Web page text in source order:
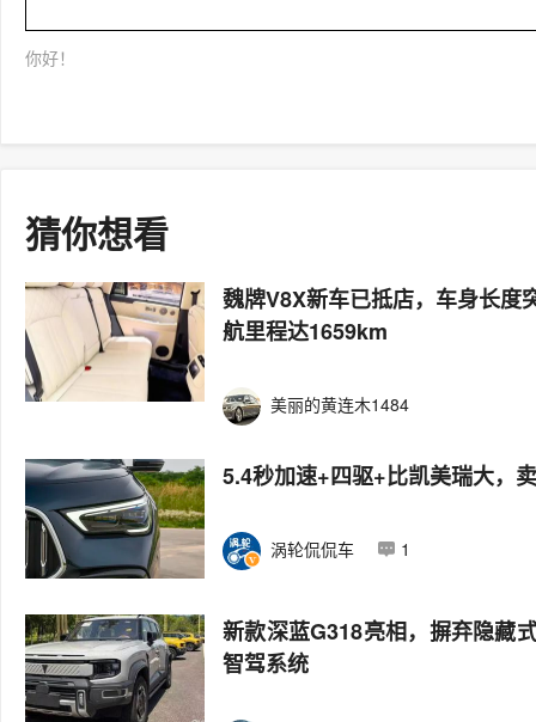
你好！
猜你想看
魏牌V8X新车已抵店，车身长度
航里程达1659km
美丽的黄连木1484
5.4秒加速+四驱+比凯美瑞大，
涡轮侃侃车 1
新款深蓝G318亮相，摒弃隐藏
智驾系统